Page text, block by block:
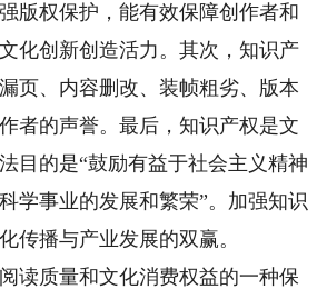
版权保护，能有效保障创作者和
化创新创造活力。其次，知识产
页、内容删改、装帧粗劣、版本
者的声誉。最后，知识产权是文
目的是“鼓励有益于社会主义精神
学事业的发展和繁荣”。加强知识
传播与产业发展的双赢。
质量和文化消费权益的一种保